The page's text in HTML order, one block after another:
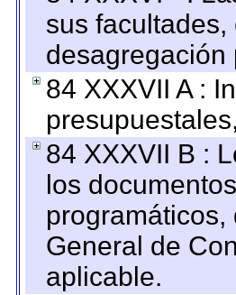
sus
desagregación
84 XXXVII A :
84 XXXVII B :
los
General de
aplicable.